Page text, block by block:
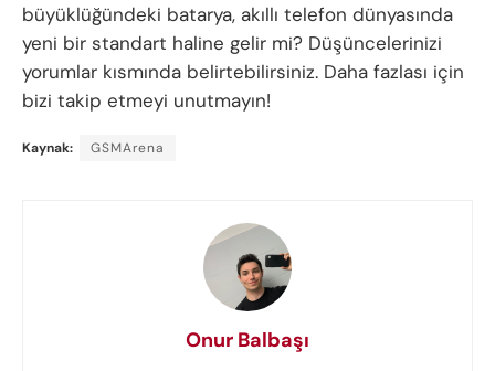
büyüklüğündeki batarya, akıllı telefon dünyasında
yeni bir standart haline gelir mi? Düşüncelerinizi
yorumlar kısmında belirtebilirsiniz. Daha fazlası için
bizi takip etmeyi unutmayın!
Kaynak: GSMArena
Onur Balbaşı